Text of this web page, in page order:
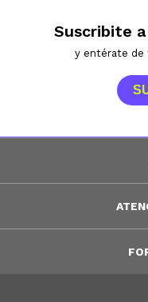
Suscribite
y entérate de